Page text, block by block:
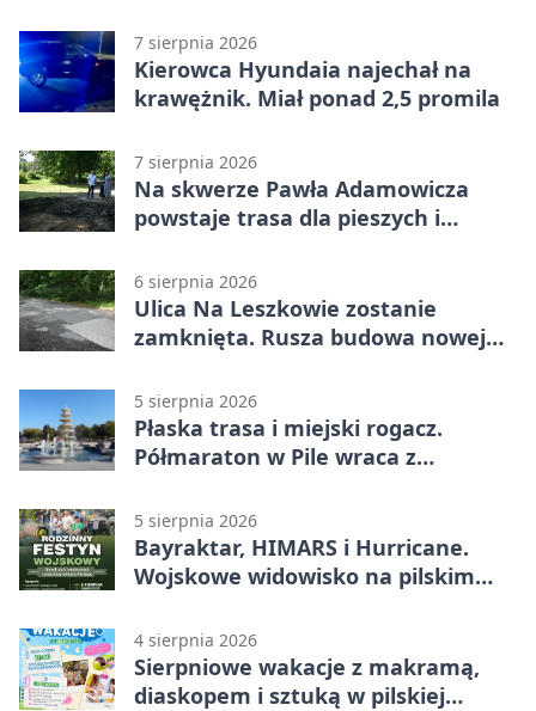
7 sierpnia 2026
Kierowca Hyundaia najechał na
krawężnik. Miał ponad 2,5 promila
7 sierpnia 2026
Na skwerze Pawła Adamowicza
powstaje trasa dla pieszych i
6 sierpnia 2026
Ulica Na Leszkowie zostanie
zamknięta. Rusza budowa nowej
5 sierpnia 2026
Płaska trasa i miejski rogacz.
Półmaraton w Pile wraca z
5 sierpnia 2026
Bayraktar, HIMARS i Hurricane.
Wojskowe widowisko na pilskim
4 sierpnia 2026
Sierpniowe wakacje z makramą,
diaskopem i sztuką w pilskiej